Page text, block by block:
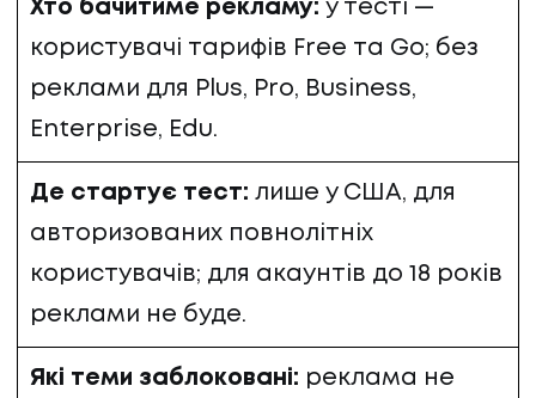
Хто бачитиме рекламу: у тесті —
користувачі тарифів Free та Go; без
реклами для Plus, Pro, Business,
Enterprise, Edu.
Де стартує тест: лише у США, для
авторизованих повнолітніх
користувачів; для акаунтів до 18 років
реклами не буде.
Які теми заблоковані: реклама не
КОНТАКТИ